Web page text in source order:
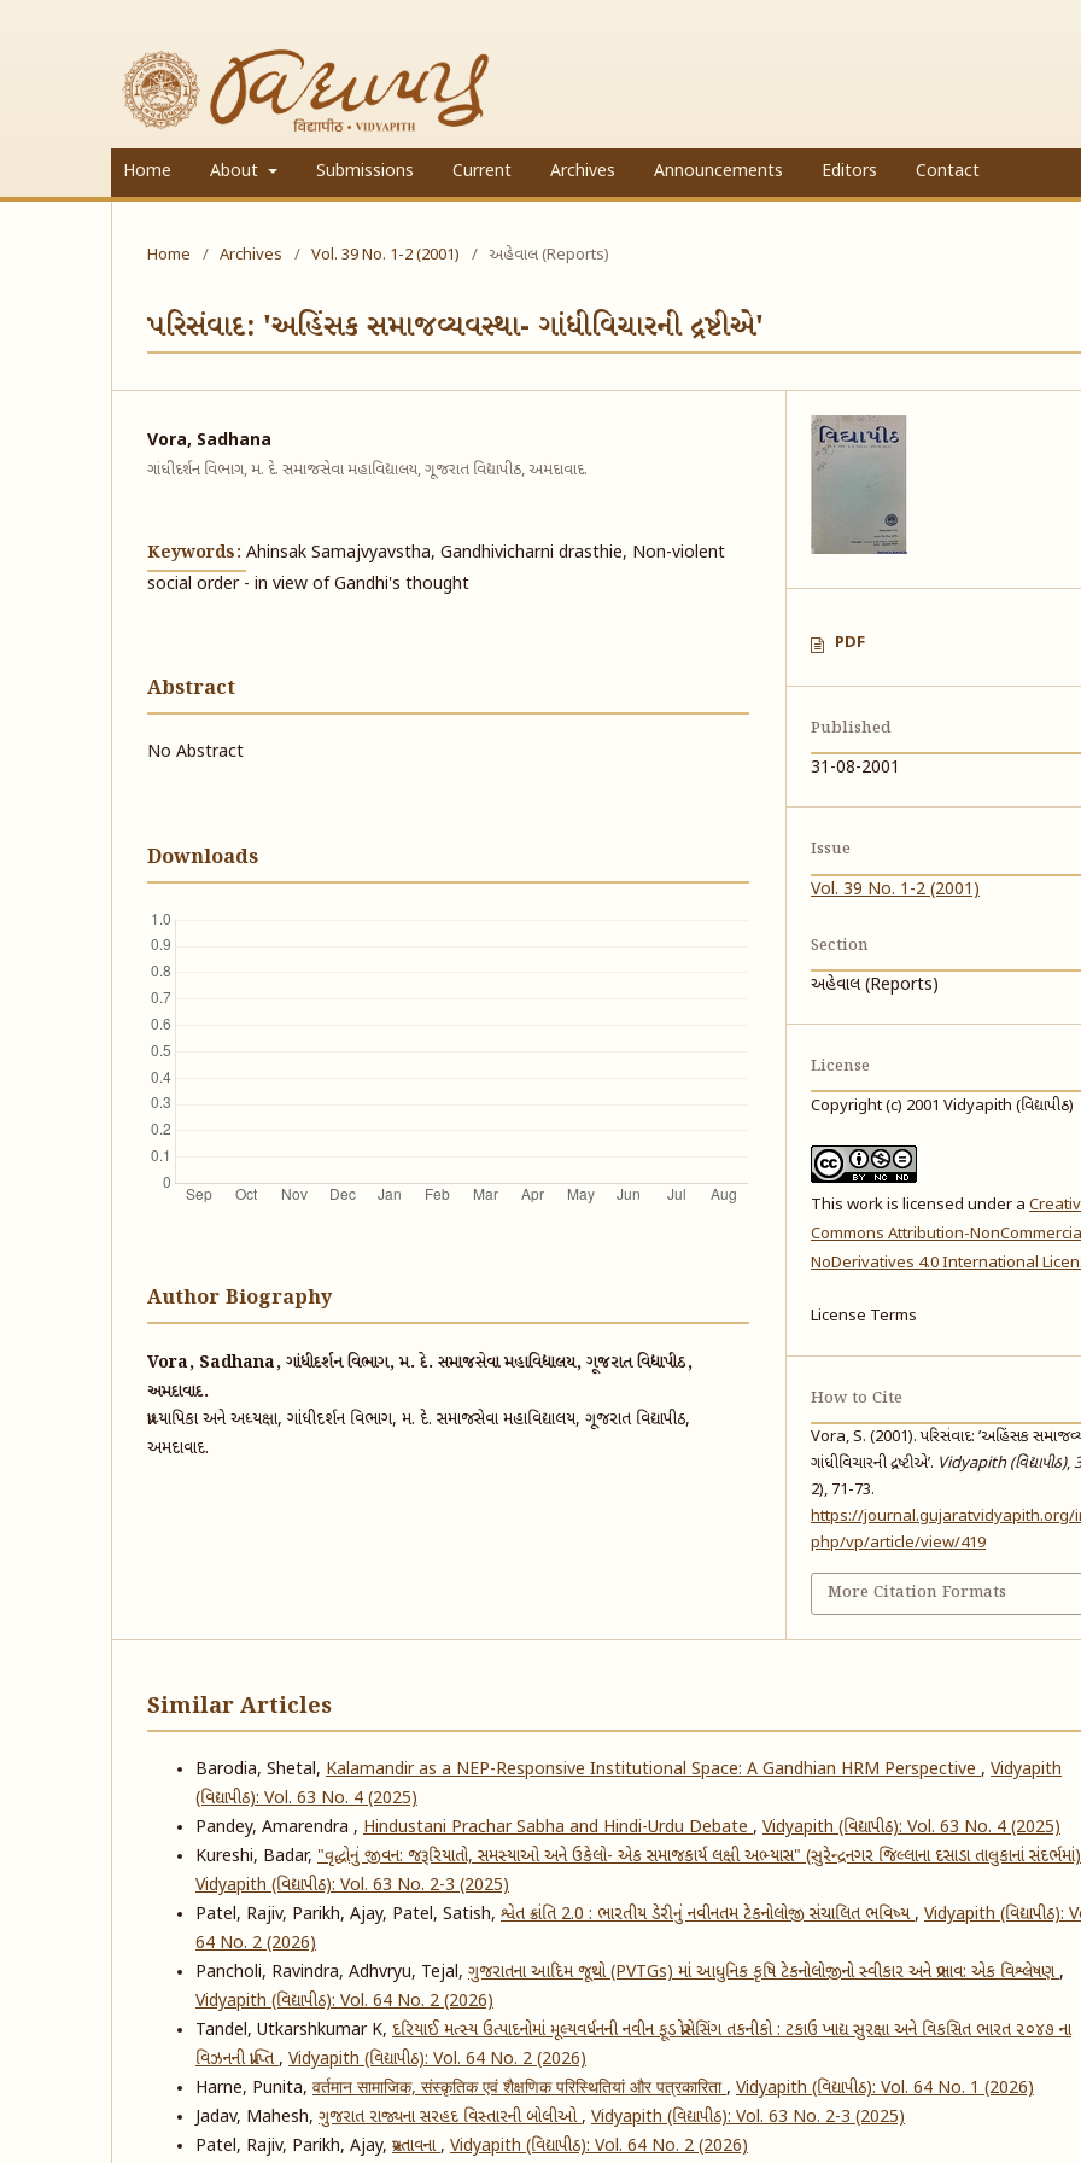
Home About Submissions Current Archives Announcements Editors Contact
Home / Archives / Vol. 39 No. 1-2 (2001) / અહેવાલ (Reports)
પરિસંવાદ: 'અહિંસક સમાજવ્યવસ્થા- ગાંધીવિચારની દ્રષ્ટીએ'
Vora, Sadhana
ગાંધીદર્શન વિભાગ, મ. દે. સમાજસેવા મહાવિદ્યાલય, ગૂજરાત વિદ્યાપીઠ, અમદાવાદ.
Keywords: Ahinsak Samajvyavstha, Gandhivicharni drasthie, Non-violent
social order - in view of Gandhi's thought
Abstract
No Abstract
Downloads
Author Biography
Vora, Sadhana, ગાંધીદર્શન વિભાગ, મ. દે. સમાજસેવા મહાવિદ્યાલય, ગૂજરાત વિદ્યાપીઠ,
અમદાવાદ.
પ્રાધ્યાપિકા અને અધ્યક્ષા, ગાંધીદર્શન વિભાગ, મ. દે. સમાજસેવા મહાવિદ્યાલય, ગૂજરાત વિદ્યાપીઠ,
અમદાવાદ.
PDF
Published
31-08-2001
Issue
Vol. 39 No. 1-2 (2001)
Section
અહેવાલ (Reports)
License
Copyright (c) 2001 Vidyapith (વિદ્યાપીઠ)
This work is licensed under a
Commons Attribution-
NoDerivatives 4.0 International
License Terms
How to Cite
Vora, S. (2001). પરિસંવાદ: ’અહિંસક
ગાંધીવિચારની દ્રષ્ટીએ’. Vidyapith (વિદ્યાપીઠ),
2), 71-73.
https://journal.gujaratvidyapith.org/
php/vp/article/view/419
More Citation Formats
Similar Articles
Barodia, Shetal, Kalamandir as a NEP-Responsive Institutional Space: A Gandhian HRM Perspective, Vidyapith
(વિદ્યાપીઠ): Vol. 63 No. 4 (2025)
Pandey, Amarendra , Hindustani Prachar Sabha and Hindi-Urdu Debate, Vidyapith (વિદ્યાપીઠ): Vol. 63 No. 4 (2025)
Kureshi, Badar, "વૃદ્ધોનું જીવન: જરૂરિયાતો, સમસ્યાઓ અને ઉકેલો- એક સમાજકાર્ય લક્ષી અભ્યાસ" (સુરેન્દ્રનગર જિલ્લાના દસાડા તાલુકાનાં
Vidyapith (વિદ્યાપીઠ): Vol. 63 No. 2-3 (2025)
Patel, Rajiv, Parikh, Ajay, Patel, Satish, શ્વેત ક્રાંતિ 2.0 : ભારતીય ડેરીનું નવીનતમ ટેકનોલોજી સંચાલિત ભવિષ્ય, Vidyapith (વિદ્યાપીઠ):
64 No. 2 (2026)
Pancholi, Ravindra, Adhvryu, Tejal, ગુજરાતના આદિમ જૂથો (PVTGs) માં આધુનિક કૃષિ ટેકનોલોજીનો સ્વીકાર અને પ્રભાવ: એક વિશ્લેષણ,
Vidyapith (વિદ્યાપીઠ): Vol. 64 No. 2 (2026)
Tandel, Utkarshkumar K, દરિયાઈ મત્સ્ય ઉત્પાદનોમાં મૂલ્યવર્ધનની નવીન ફૂડ પ્રોસેસિંગ તકનીકો : ટકાઉ ખાદ્ય સુરક્ષા અને વિકસિત ભારત ૨૦૪૭ ના
વિઝનની પ્રાપ્તિ, Vidyapith (વિદ્યાપીઠ): Vol. 64 No. 2 (2026)
Harne, Punita, वर्तमान सामाजिक, संस्कृतिक एवं शैक्षणिक परिस्थितियां और पत्रकारिता, Vidyapith (વિદ્યાપીઠ): Vol. 64 No. 1 (2026)
Jadav, Mahesh, ગુજરાત રાજ્યના સરહદ વિસ્તારની બોલીઓ, Vidyapith (વિદ્યાપીઠ): Vol. 63 No. 2-3 (2025)
Patel, Rajiv, Parikh, Ajay, પ્રસ્તાવના, Vidyapith (વિદ્યાપીઠ): Vol. 64 No. 2 (2026)